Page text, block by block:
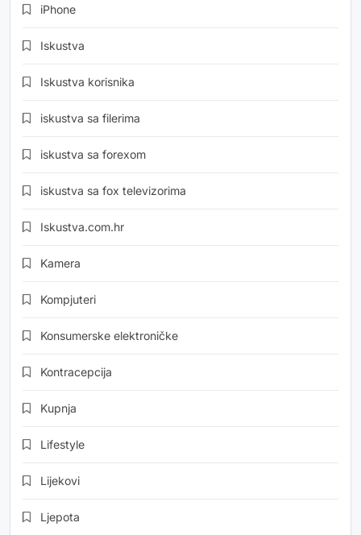
iPhone
Iskustva
Iskustva korisnika
iskustva sa filerima
iskustva sa forexom
iskustva sa fox televizorima
Iskustva.com.hr
Kamera
Kompjuteri
Konsumerske elektroničke
Kontracepcija
Kupnja
Lifestyle
Lijekovi
Ljepota